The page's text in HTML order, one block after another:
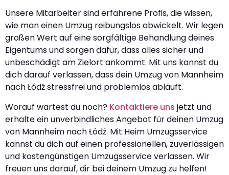
Unsere Mitarbeiter sind erfahrene Profis, die wissen,
wie man einen Umzug reibungslos abwickelt. Wir legen
großen Wert auf eine sorgfältige Behandlung deines
Eigentums und sorgen dafür, dass alles sicher und
unbeschädigt am Zielort ankommt. Mit uns kannst du
dich darauf verlassen, dass dein Umzug von Mannheim
nach Łódź stressfrei und problemlos abläuft.
Worauf wartest du noch? Kontaktiere uns jetzt und
erhalte ein unverbindliches Angebot für deinen Umzug
von Mannheim nach Łódź. Mit Heim Umzugsservice
kannst du dich auf einen professionellen, zuverlässigen
und kostengünstigen Umzugsservice verlassen. Wir
freuen uns darauf, dir bei deinem Umzug zu helfen!